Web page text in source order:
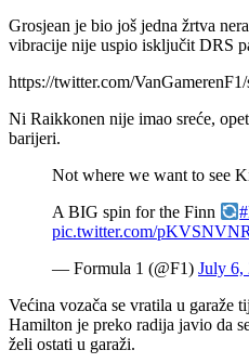
Grosjean je bio još jedna žrtva
vibracije nije uspio isključit DRS
https://twitter.com/
Ni Raikkonen nije imao sreće,
barijeri.
Not where we want to see
A BIG spin for the Finn
pic.twitter.com/
— Formula 1 (@F1) July 6,
Većina vozača se vratila u garaže
Hamilton je preko radija javio da
želi ostati u garaži.